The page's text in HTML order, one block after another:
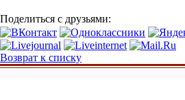
Поделиться с друзьями:
Возврат к списку